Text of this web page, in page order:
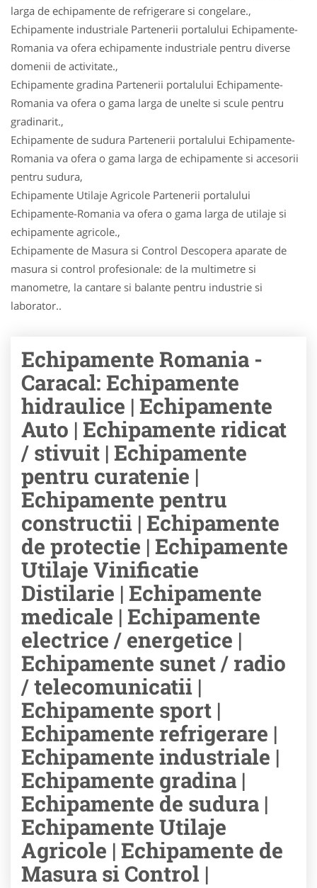
larga de echipamente de refrigerare si congelare.,
Echipamente industriale Partenerii portalului Echipamente-
Romania va ofera echipamente industriale pentru diverse
domenii de activitate.,
Echipamente gradina Partenerii portalului Echipamente-
Romania va ofera o gama larga de unelte si scule pentru
gradinarit.,
Echipamente de sudura Partenerii portalului Echipamente-
Romania va ofera o gama larga de echipamente si accesorii
pentru sudura,
Echipamente Utilaje Agricole Partenerii portalului
Echipamente-Romania va ofera o gama larga de utilaje si
echipamente agricole.,
Echipamente de Masura si Control Descopera aparate de
masura si control profesionale: de la multimetre si
manometre, la cantare si balante pentru industrie si
laborator..
Echipamente Romania -
Caracal: Echipamente
hidraulice | Echipamente
Auto | Echipamente ridicat
/ stivuit | Echipamente
pentru curatenie |
Echipamente pentru
constructii | Echipamente
de protectie | Echipamente
Utilaje Vinificatie
Distilarie | Echipamente
medicale | Echipamente
electrice / energetice |
Echipamente sunet / radio
/ telecomunicatii |
Echipamente sport |
Echipamente refrigerare |
Echipamente industriale |
Echipamente gradina |
Echipamente de sudura |
Echipamente Utilaje
Agricole | Echipamente de
Masura si Control |